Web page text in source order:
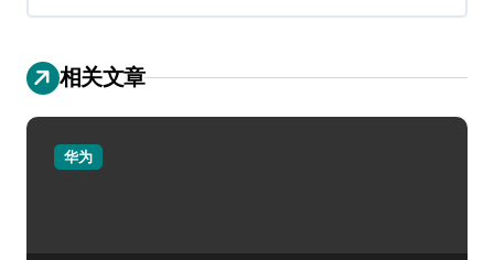
相关文章
华为